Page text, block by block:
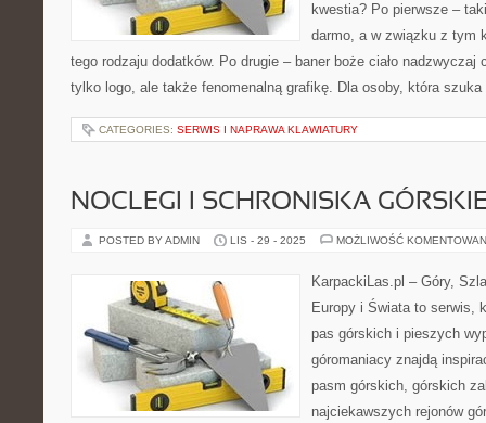
kwestia? Po pierwsze –
darmo, a w związku z tym
tego rodzaju dodatków. Po drugie – baner boże ciało nadzwyczaj
tylko logo, ale także fenomenalną grafikę. Dla osoby, która
CATEGORIES: SERWIS I NAPRAWA KLAWIATURY
NOCLEGI I SCHRONISKA
POSTED BY ADMIN LIS - 29 - 2025 MOŻLIWOŚĆ
KarpackiLas.pl – Góry,
Europy i Świata to serwis,
pas górskich i pieszych
góromaniacy znajdą
pasm górskich, górskich
najciekawszych rejonów